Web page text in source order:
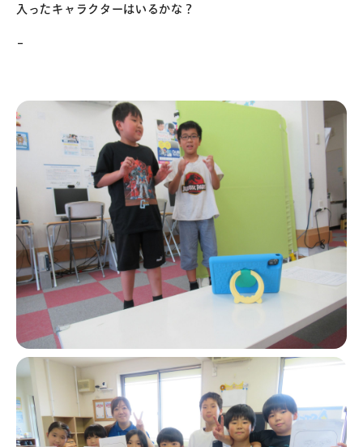
入ったキャラクターはいるかな？
–